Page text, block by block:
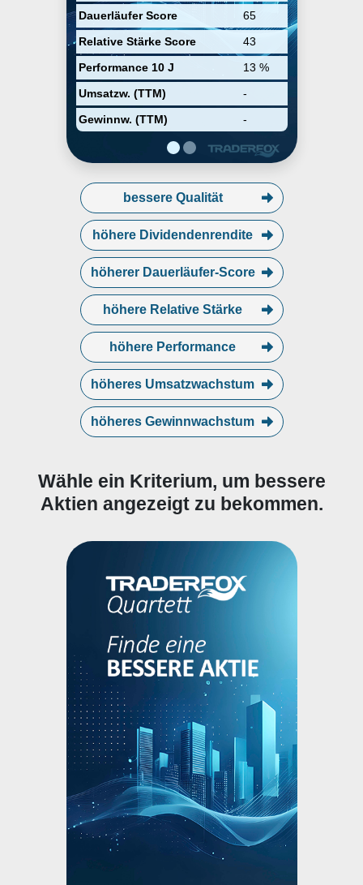
Dauerläufer Score
65
Relative Stärke Score
43
Performance 10 J
13 %
Umsatzw. (TTM)
-
Gewinnw. (TTM)
-
mehr als 4.500 Geschäften
vertreten und hat seinen Hauptsitz
in Paris.
bessere Qualität
höhere Dividendenrendite
höherer Dauerläufer-Score
höhere Relative Stärke
höhere Performance
höheres Umsatzwachstum
höheres Gewinnwachstum
Wähle ein Kriterium, um bessere
Aktien angezeigt zu bekommen.